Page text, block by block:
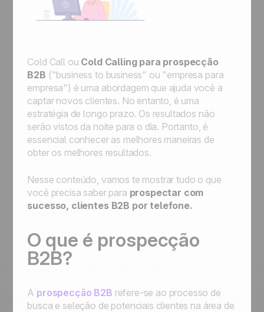
Cold Call ou Cold Calling para prospecção
B2B ("business to business" ou "empresa para
empresa") é uma abordagem que ajuda você a
captar novos clientes. No entanto, é uma
estratégia de longo prazo. Os resultados não
serão vistos da noite para o dia. Portanto, é
essencial conhecer as melhores maneiras de
obter os melhores resultados.
Nesse conteúdo, vamos te mostrar tudo o que
você precisa saber para prospectar com
sucesso, clientes B2B por telefone.
O que é prospecção
B2B?
A prospecção B2B refere-se ao processo de
busca e seleção de potenciais clientes na área de